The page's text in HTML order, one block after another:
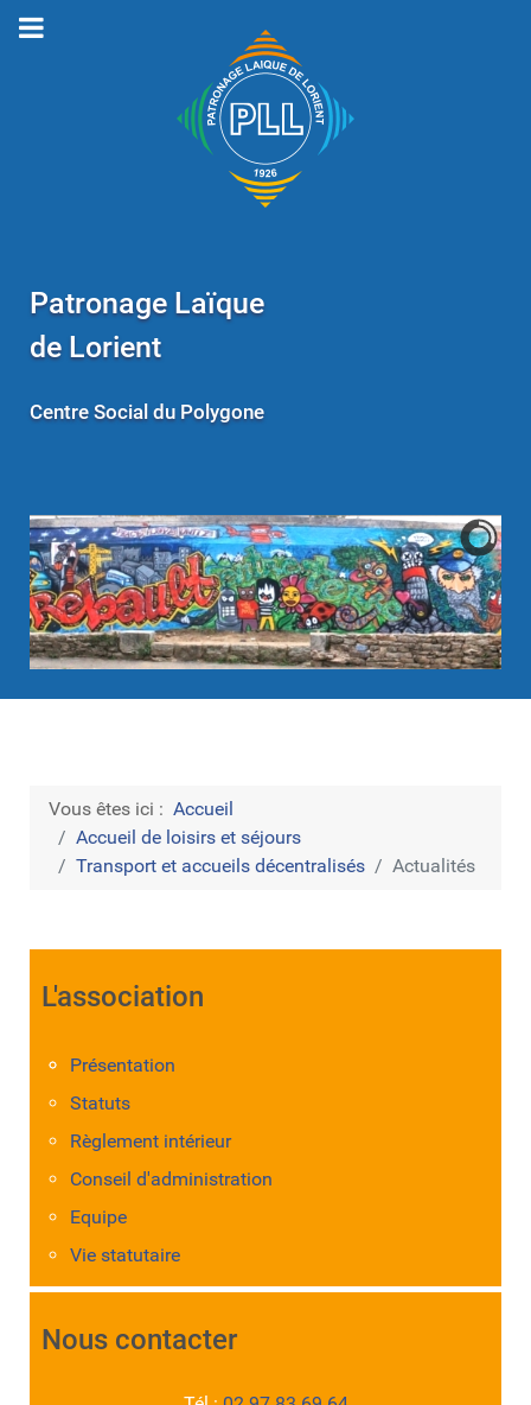
Patronage Laïque
de Lorient
Centre Social du Polygone
Vous êtes ici : Accueil
Accueil de loisirs et séjours
Transport et accueils décentralisés
Actualités
L'association
Présentation
Statuts
Règlement intérieur
Conseil d'administration
Equipe
Vie statutaire
Nous contacter